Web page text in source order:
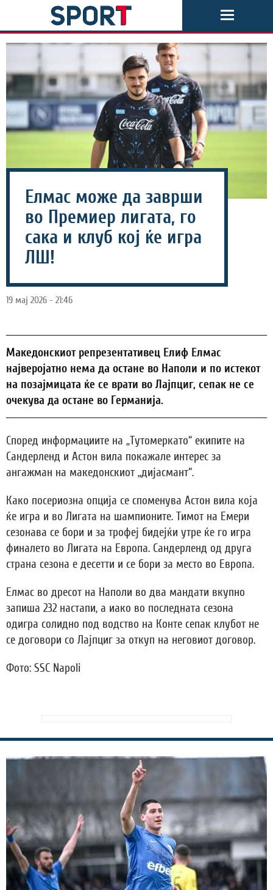
Елмас може да заврши
во Премиер лигата, го
сака и клуб кој ќе игра
ЛШ!
19 мај 2026 - 21:46
Македонскиот репрезентативец Елиф Елмас
најверојатно нема да остане во Наполи и по истекот
на позајмицата ќе се врати во Лајпциг, сепак не се
очекува да остане во Германија.
Според информациите на „Тутомеркато“ екипите на
Сандерленд и Астон вила покажале интерес за
ангажман на македонскиот „дијасмант“.
Како посериозна опција се споменува Астон вила која
ќе игра и во Лигата на шампионите. Тимот на Емери
сезонава се бори и за трофеј бидејќи утре ќе го игра
финалето во Лигата на Европа. Сандерленд од друга
страна сезона е десетти и се бори за место во Европа.
Елмас во дресот на Наполи во два мандати вкупно
запиша 232 настапи, а иако во последната сезона
одигра солидно под водство на Конте сепак клубот не
се договори со Лајпциг за откуп на неговиот договор.
Фото: SSC Napoli